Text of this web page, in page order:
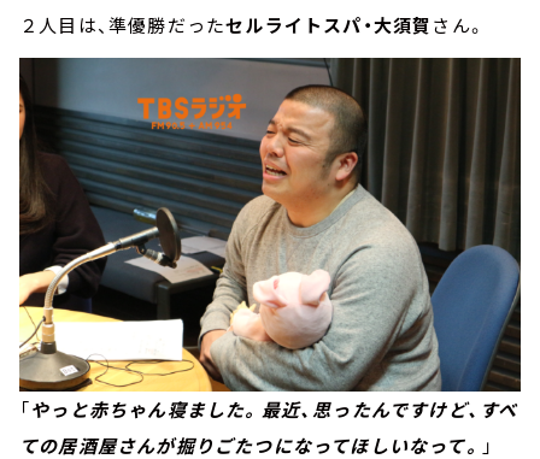
２人目は、準優勝だったセルライトスパ・大須賀さん。
「やっと赤ちゃん寝ました。最近、思ったんですけど、すべ
ての居酒屋さんが掘りごたつになってほしいなって。 」